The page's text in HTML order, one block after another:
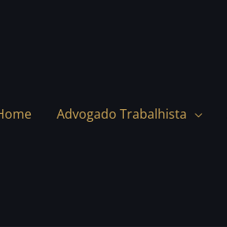
Advogado Trabalhista